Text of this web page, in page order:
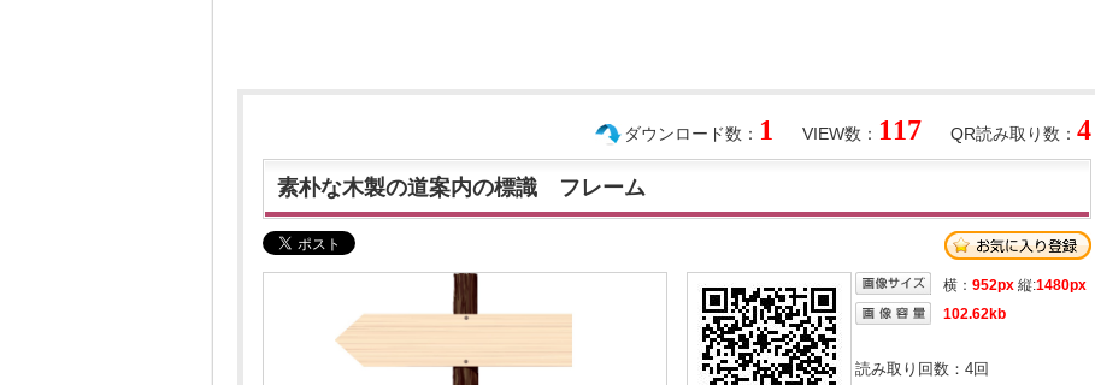
QR読み取り数： 4
VIEW数： 117
ダウンロード数： 1
素朴な木製の道案内の標識 フレーム
横： 952px 縦:1480px
102.62kb
読み取り回数： 4回